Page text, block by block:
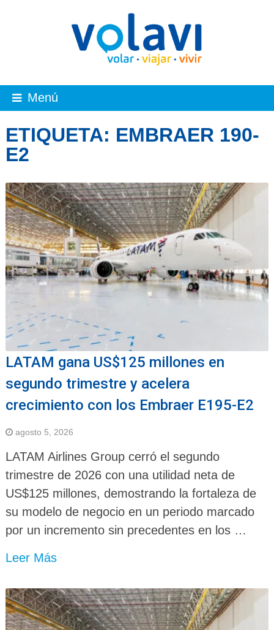
Menú
ETIQUETA: EMBRAER 190-
E2
LATAM gana US$125 millones en
segundo trimestre y acelera
crecimiento con los Embraer E195-E2
agosto 5, 2026
LATAM Airlines Group cerró el segundo
trimestre de 2026 con una utilidad neta de
US$125 millones, demostrando la fortaleza de
su modelo de negocio en un periodo marcado
por un incremento sin precedentes en los …
Leer Más